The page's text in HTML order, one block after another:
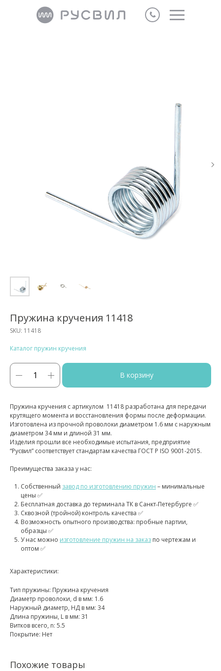
Пружина кручения 11418
SKU: 11418
Каталог пружин кручения
В корзину
Пружина кручения с артикулом 11418 разработана для передачи
крутящего момента и восстановления формы после деформации.
Изготовлена из прочной проволоки диаметром 1.6 мм с наружным
диаметром 34 мм и длиной 31 мм.
Изделия прошли все необходимые испытания, предприятие
“Русвил” соответствует стандартам качества ГОСТ Р ISO 9001-2015.
Преимущества заказа у нас:
Собственный завод по изготовлению пружин – минимальные
цены ✅
Бесплатная доставка до терминала ТК в Санкт‑Петербурге ✅
Сквозной (тройной) контроль качества ✅
Возможность опытного производства: пробные партии,
образцы ✅
У нас можно изготовление пружин на заказ по чертежам и
оптом ✅
Характеристики:
Тип пружины: Пружина кручения
Диаметр проволоки, d в мм: 1.6
Наружный диаметр, НД в мм: 34
Длина пружины, L в мм: 31
Витков всего, n: 5.5
Покрытие: Нет
Похожие товары